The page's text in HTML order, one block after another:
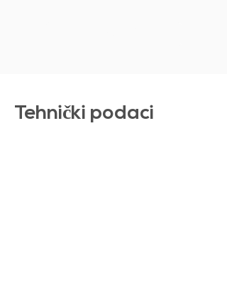
Tehnički podaci